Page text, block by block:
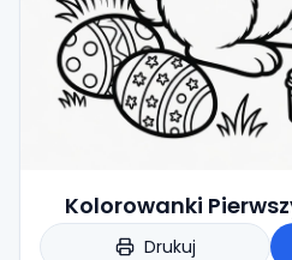
Kolorowanki
Drukuj